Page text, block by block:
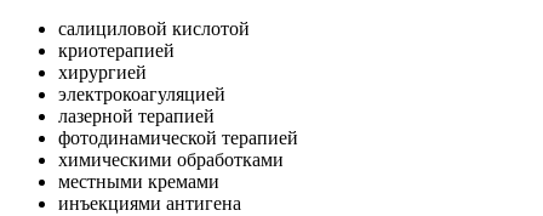
салициловой кислотой
криотерапией
хирургией
электрокоагуляцией
лазерной терапией
фотодинамической терапией
химическими обработками
местными кремами
инъекциями антигена